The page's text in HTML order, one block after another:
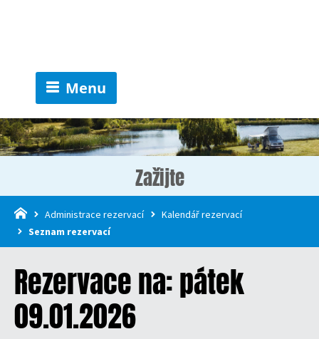
Menu
Zažijte
Administrace rezervací
Kalendář rezervací
Seznam rezervací
Rezervace na: pátek
09.01.2026